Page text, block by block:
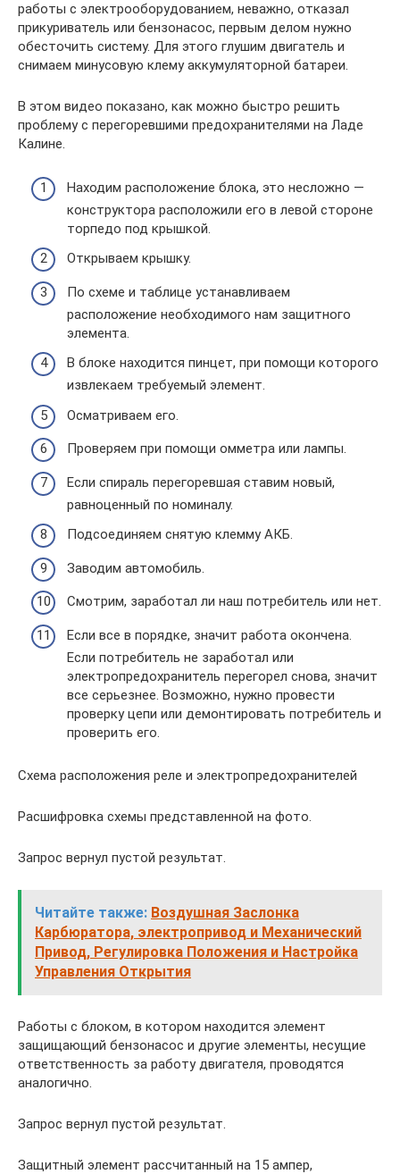
работы с электрооборудованием, неважно, отказал
прикуриватель или бензонасос, первым делом нужно
обесточить систему. Для этого глушим двигатель и
снимаем минусовую клему аккумуляторной батареи.
В этом видео показано, как можно быстро решить
проблему с перегоревшими предохранителями на Ладе
Калине.
Находим расположение блока, это несложно —
конструктора расположили его в левой стороне
торпедо под крышкой.
Открываем крышку.
По схеме и таблице устанавливаем
расположение необходимого нам защитного
элемента.
В блоке находится пинцет, при помощи которого
извлекаем требуемый элемент.
Осматриваем его.
Проверяем при помощи омметра или лампы.
Если спираль перегоревшая ставим новый,
равноценный по номиналу.
Подсоединяем снятую клемму АКБ.
Заводим автомобиль.
Смотрим, заработал ли наш потребитель или нет.
Если все в порядке, значит работа окончена.
Если потребитель не заработал или
электропредохранитель перегорел снова, значит
все серьезнее. Возможно, нужно провести
проверку цепи или демонтировать потребитель и
проверить его.
Схема расположения реле и электропредохранителей
Расшифровка схемы представленной на фото.
Запрос вернул пустой результат.
Читайте также: Воздушная Заслонка
Карбюратора, электропривод и Механический
Привод, Регулировка Положения и Настройка
Управления Открытия
Работы с блоком, в котором находится элемент
защищающий бензонасос и другие элементы, несущие
ответственность за работу двигателя, проводятся
аналогично.
Запрос вернул пустой результат.
Защитный элемент рассчитанный на 15 ампер,